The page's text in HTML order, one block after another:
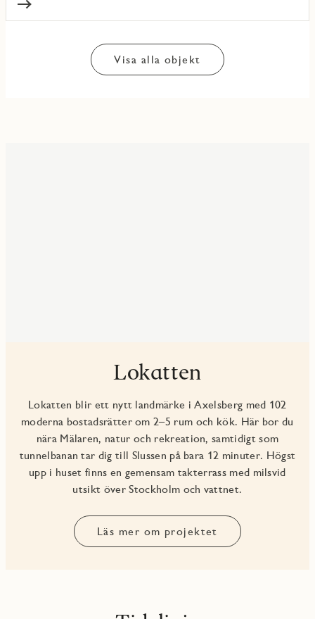
Visa alla objekt
Lokatten
Lokatten blir ett nytt landmärke i Axelsberg med 102
moderna bostadsrätter om 2–5 rum och kök. Här bor du
nära Mälaren, natur och rekreation, samtidigt som
tunnelbanan tar dig till Slussen på bara 12 minuter. Högst
upp i huset finns en gemensam takterrass med milsvid
utsikt över Stockholm och vattnet.
Läs mer om projektet